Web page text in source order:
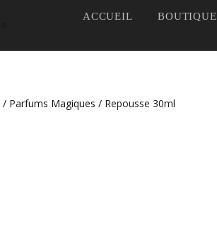
ACCUEIL BOUTIQUE
/ Parfums Magiques / Repousse 30ml